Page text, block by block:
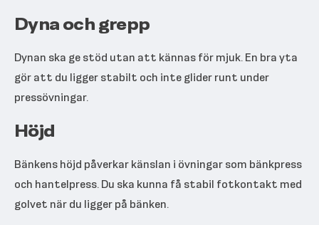
Dyna och grepp
Dynan ska ge stöd utan att kännas för mjuk. En bra yta
gör att du ligger stabilt och inte glider runt under
pressövningar.
Höjd
Bänkens höjd påverkar känslan i övningar som bänkpress
och hantelpress. Du ska kunna få stabil fotkontakt med
golvet när du ligger på bänken.